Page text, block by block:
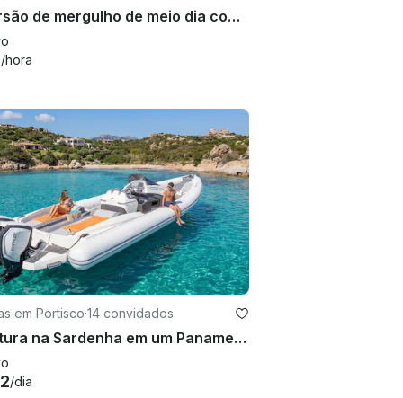
Excursão de mergulho de meio dia com o Open850 Tiger Marine Boat
/hora
em Portisco·14 convidados
Aventura na Sardenha em um Panamera PY100 RIB de 41 pés
/dia